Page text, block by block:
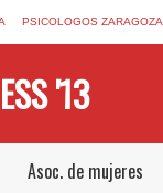
PSICOLOGOS ZARAGOZA
'13
Asoc. de mujeres